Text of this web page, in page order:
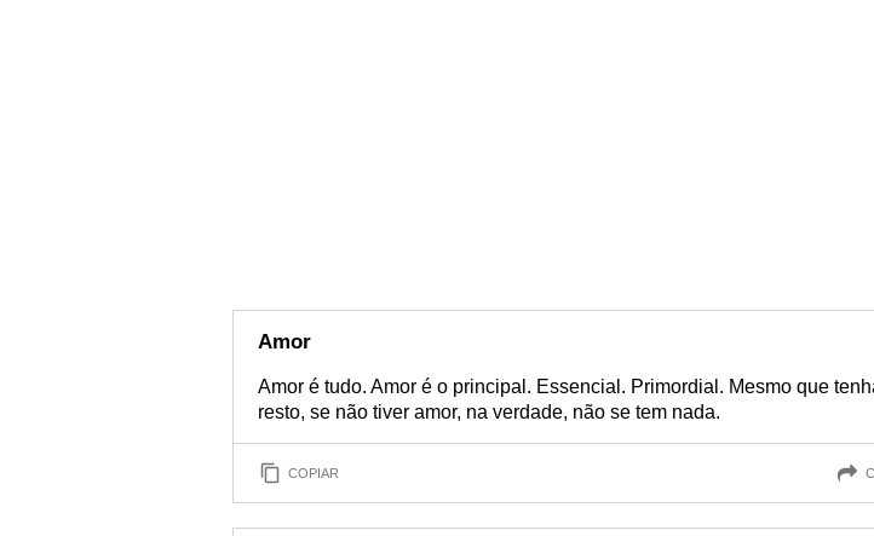
Amor
Amor é tudo. Amor é o principal. Essencial. Primordial. Mesmo que
resto, se não tiver amor, na verdade, não se tem nada.
COPIAR